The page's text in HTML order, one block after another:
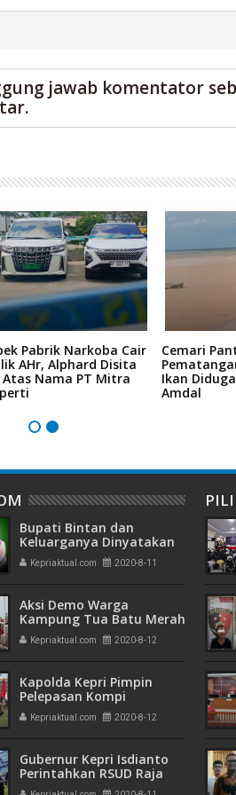
jawab komentator
Pabrik Narkoba Cair
AHr, Alphard Disita
Nama PT Mitra
Cemari
Ikan
Amdal
Bupati Bintan dan
Keluarganya Dinyatakan
Tidak Tertular Covid-19
Kepriaktual.com 2020-8-11
Aksi Demo Warga
Kampung Tua Batu Merah
Sebut Ada Pungutan Liar
Kepriaktual.com 2020-8-12
Kapolda Kepri Pimpin
Pelepasan Kompi
Penugasan Sat Brimob
BKO Polda Papua
Kepriaktual.com 2020-8-12
Gubernur Kepri Isdianto
Perintahkan RSUD Raja
Ahmad Thabib Buka